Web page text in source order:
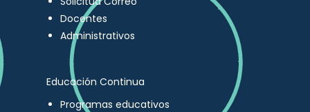
Docentes
Administrativos
Educación Continua
Programas educativos